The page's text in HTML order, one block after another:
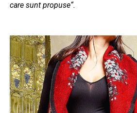
care sunt propuse“.